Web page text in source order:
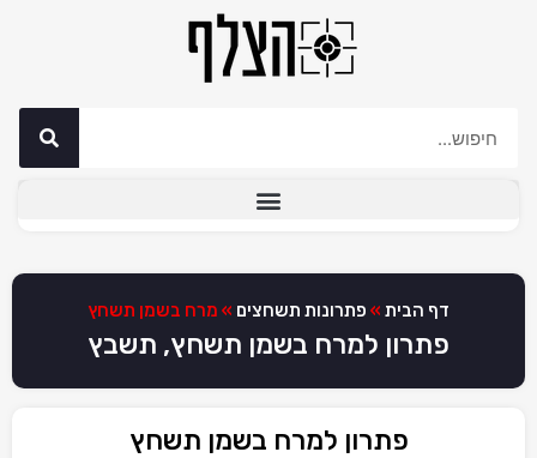
דף הבית » פתרונות תשחצים » מרח בשמן תשחץ
פתרון למרח בשמן תשחץ, תשבץ
פתרון למרח בשמן תשחץ